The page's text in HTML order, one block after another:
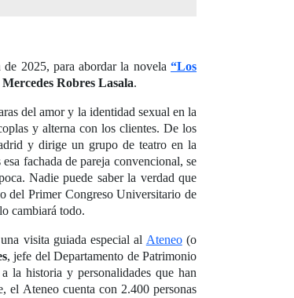
de 2025, para abordar la novela“Los
Mercedes Robres Lasala.
del amor y la identidad sexual en la
y alterna con los clientes. De los
y dirige un grupo de teatro en la
fachada de pareja convencional, se
Nadie puede saber la verdad que
del Primer Congreso Universitario de
cambiará todo.
visita guiada especial al Ateneo(o
, jefe del Departamento de Patrimonio
la historia y personalidades que han
Ateneo cuenta con 2.400 personas